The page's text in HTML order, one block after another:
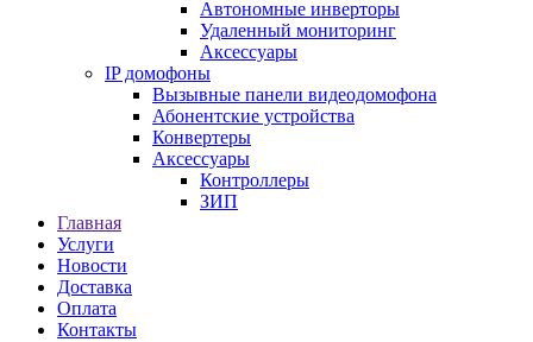
Автономные инверторы
Удаленный мониторинг
Аксессуары
IP домофоны
Вызывные панели видеодомофона
Абонентские устройства
Конвертеры
Аксессуары
Контроллеры
ЗИП
Главная
Услуги
Новости
Доставка
Оплата
Контакты